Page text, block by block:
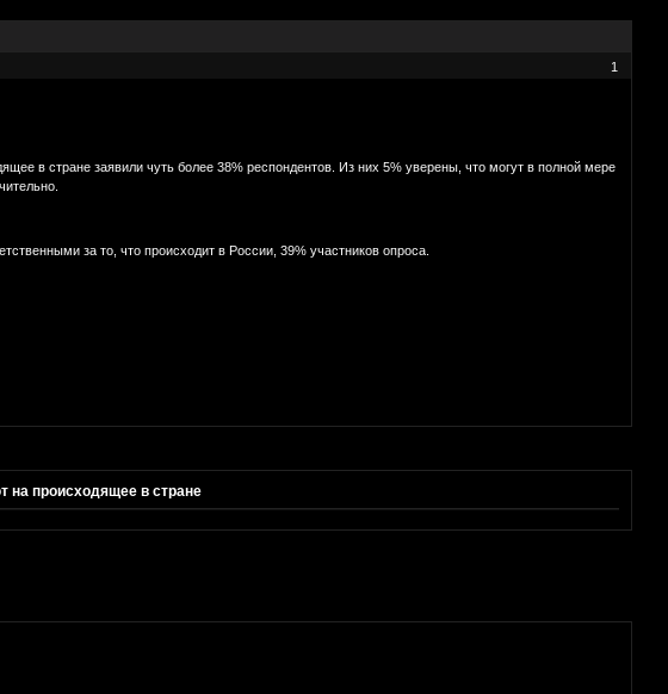
1
в стране заявили чуть более 38% респондентов. Из них 5% уверены, что могут в полной мере
за то, что происходит в России, 39% участников опроса.
на происходящее в стране